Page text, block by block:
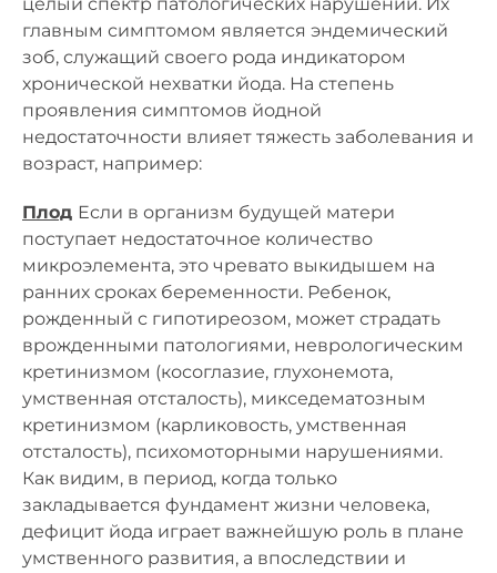
главным симптомом является эндемический
зоб, служащий своего рода индикатором
хронической нехватки йода. На степень
проявления симптомов йодной
недостаточности влияет тяжесть заболевания и
возраст, например:
Плод Если в организм будущей матери
поступает недостаточное количество
микроэлемента, это чревато выкидышем на
ранних сроках беременности. Ребенок,
рожденный с гипотиреозом, может страдать
врожденными патологиями, неврологическим
кретинизмом (косоглазие, глухонемота,
умственная отсталость), микседематозным
кретинизмом (карликовость, умственная
отсталость), психомоторными нарушениями.
Как видим, в период, когда только
закладывается фундамент жизни человека,
дефицит йода играет важнейшую роль в плане
умственного развития, а впоследствии и